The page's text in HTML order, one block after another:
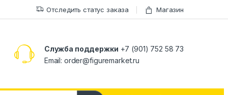
Отследить статус заказа Магазин
Служба поддержки +7 (901) 752 58 73
Email: order@figuremarket.ru